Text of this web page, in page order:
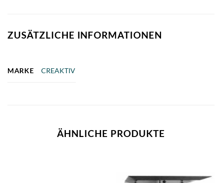
ZUSÄTZLICHE INFORMATIONEN
MARKE CREAKTIV
ÄHNLICHE PRODUKTE